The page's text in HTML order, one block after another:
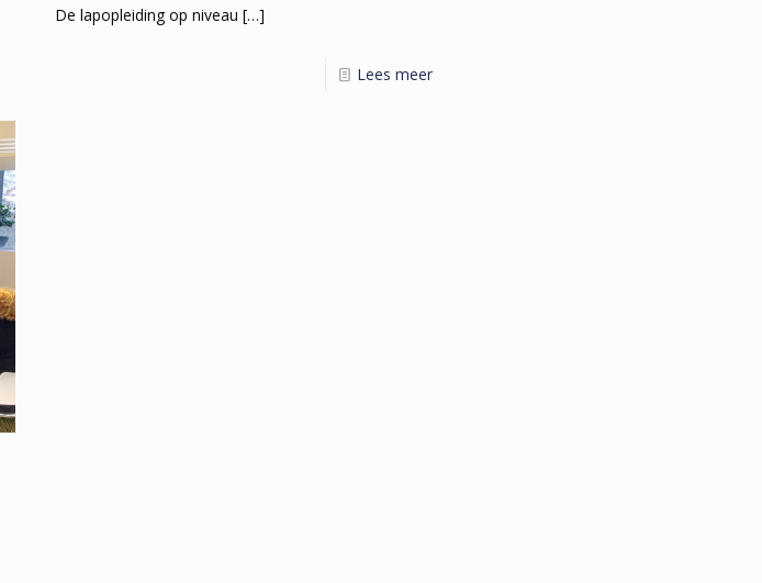
De lapopleiding op niveau […]
Lees meer